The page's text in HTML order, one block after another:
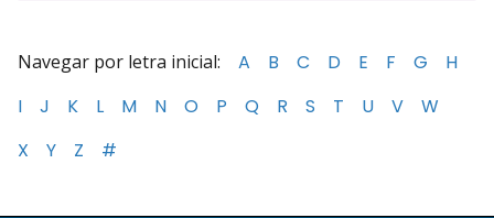
Navegar por letra inicial: A B C D E F G
H
I
J K L M N O P Q R S T U V
W
X
Y Z #